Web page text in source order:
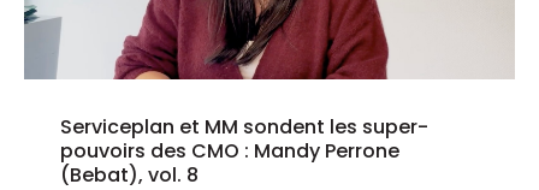
Serviceplan et MM sondent les super-
pouvoirs des CMO : Mandy Perrone
(Bebat), vol. 8